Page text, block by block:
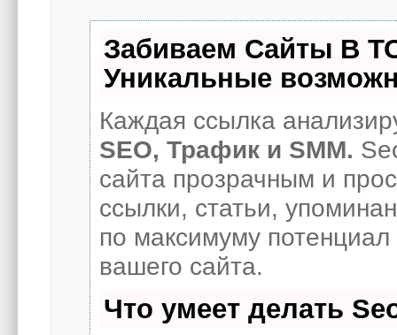
Забиваем Сайты В
Уникальные
Каждая ссылка
SEO, Трафик и SMM.
сайта прозрачным и
ссылки, статьи,
по максимуму
вашего сайта.
Что умеет делать